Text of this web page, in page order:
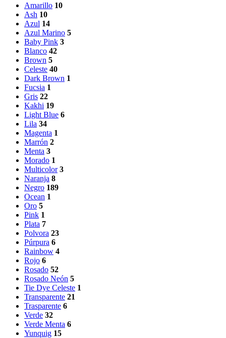
Amarillo 10
Ash 10
Azul 14
Azul Marino 5
Baby Pink 3
Blanco 42
Brown 5
Celeste 40
Dark Brown 1
Fucsia 1
Gris 22
Kakhi 19
Light Blue 6
Lila 34
Magenta 1
Marrón 2
Menta 3
Morado 1
Multicolor 3
Naranja 8
Negro 189
Ocean 1
Oro 5
Pink 1
Plata 7
Polvora 23
Púrpura 6
Rainbow 4
Rojo 6
Rosado 52
Rosado Neón 5
Tie Dye Celeste 1
Transparente 21
Trasparente 6
Verde 32
Verde Menta 6
Yunquig 15